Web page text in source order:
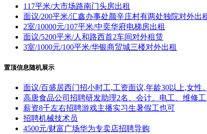
117平米/大市场路南门头房出租
面议/200平米/汇鑫办事处颜辛庄村有两处独院对外出
2室/10000元/107平米/中奕华府电梯房出租
面议/5200平米/人和路西首2车间对外租赁
3室/1000元/100平米/华银商贸城三楼对外出租
置顶信息随机展示
面议/百盛居西门招小时工,工资面议,年龄30以上,女性。
高唐食品公司招聘研发助理2名、会计、电工、维修
薪资8千左右招聘游戏主播实习生暑假工也可
招聘机械技术员
4500元/财富广场华为专卖店招聘导购